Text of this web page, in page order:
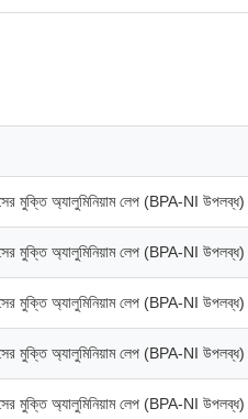
মুক্তি অ্যালুমিনিয়াম লেপ (BPA-NI উপলব্ধ)
মুক্তি অ্যালুমিনিয়াম লেপ (BPA-NI উপলব্ধ)
মুক্তি অ্যালুমিনিয়াম লেপ (BPA-NI উপলব্ধ)
মুক্তি অ্যালুমিনিয়াম লেপ (BPA-NI উপলব্ধ)
মুক্তি অ্যালুমিনিয়াম লেপ (BPA-NI উপলব্ধ)